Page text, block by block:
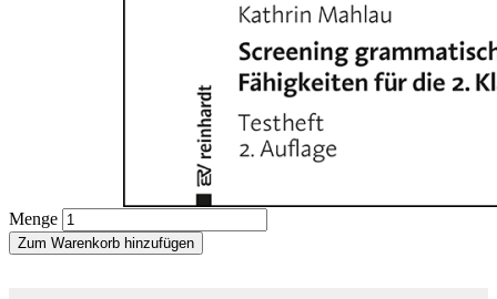
Screening grammatischer
Fähigkeiten für die 2. Klasse
Menge
Zum Warenkorb hinzufügen